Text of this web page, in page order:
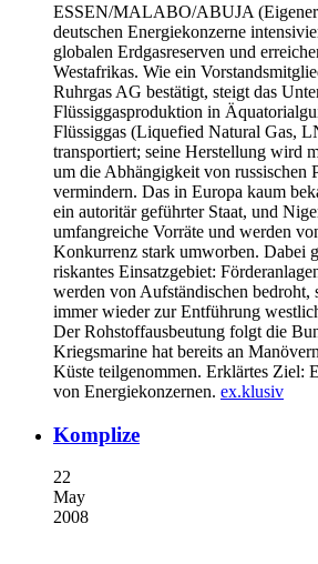
ESSEN/MALABO/ABUJA
deutschen Energiekonzerne
globalen Erdgasreserven und
Westafrikas. Wie ein
Ruhrgas AG bestätigt, steigt das
Flüssiggasproduktion in
Flüssiggas (Liquefied Natural Gas,
transportiert; seine Herstellung wird
um die Abhängigkeit von russischen
vermindern. Das in Europa kaum
ein autoritär geführter Staat, und
umfangreiche Vorräte und werden
Konkurrenz stark umworben. Dabei
riskantes Einsatzgebiet:
werden von Aufständischen bedroht,
immer wieder zur Entführung
Der Rohstoffausbeutung folgt die
Kriegsmarine hat bereits an
Küste teilgenommen. Erklärtes Ziel:
von Energiekonzernen. ex.klusiv
Komplize
22
May
2008